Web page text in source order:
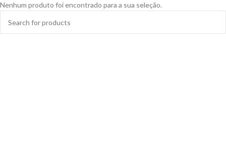
Nenhum produto foi encontrado para a sua seleção.